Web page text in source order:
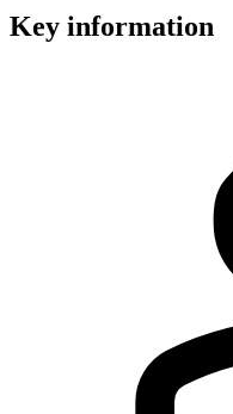
Key information